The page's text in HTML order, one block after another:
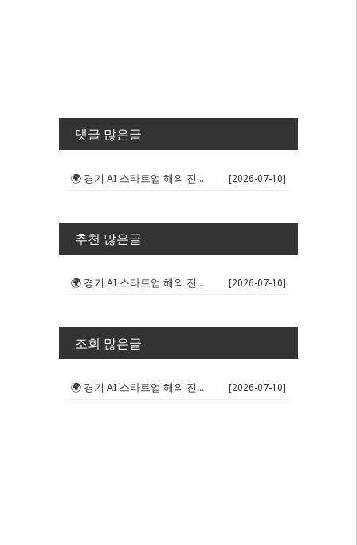
댓글 많은글
🌍 경기 AI 스타트업 해외 진출 판... [2026-07-10]
추천 많은글
🌍 경기 AI 스타트업 해외 진출 판... [2026-07-10]
조회 많은글
🌍 경기 AI 스타트업 해외 진출 판... [2026-07-10]